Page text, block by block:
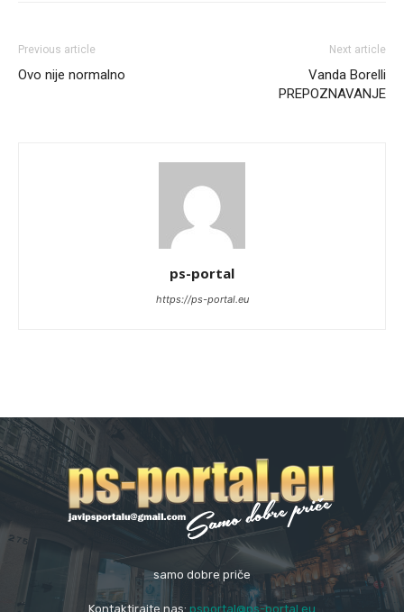
Previous article
Ovo nije normalno
Next article
Vanda Borelli
PREPOZNAVANJE
ps-portal
https://ps-portal.eu
samo dobre priče
Kontaktirajte nas: psportal@ps-portal.eu